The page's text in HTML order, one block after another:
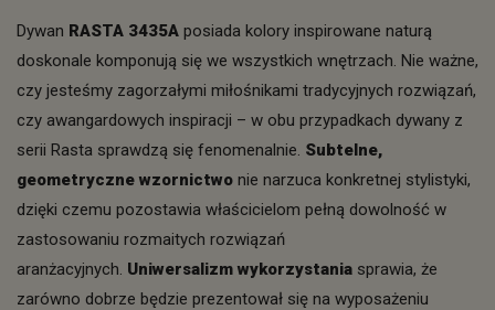
Dywan RASTA 3435A posiada kolory inspirowane naturą
doskonale komponują się we wszystkich wnętrzach. Nie ważne,
czy jesteśmy zagorzałymi miłośnikami tradycyjnych rozwiązań,
czy awangardowych inspiracji – w obu przypadkach dywany z
serii Rasta sprawdzą się fenomenalnie. Subtelne,
geometryczne wzornictwo nie narzuca konkretnej stylistyki,
dzięki czemu pozostawia właścicielom pełną dowolność w
zastosowaniu rozmaitych rozwiązań
aranżacyjnych. Uniwersalizm wykorzystania sprawia, że
zarówno dobrze będzie prezentował się na wyposażeniu